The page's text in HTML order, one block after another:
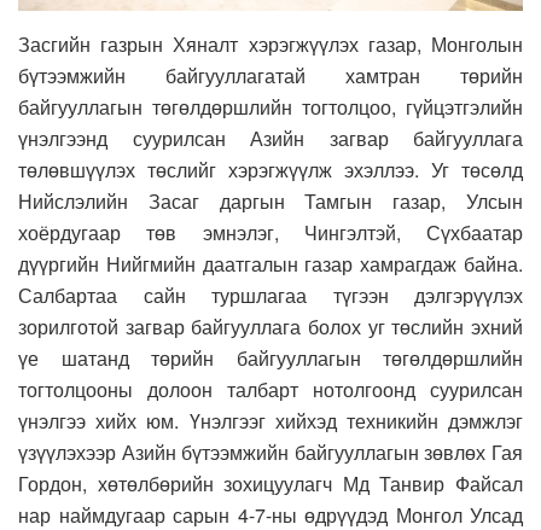
Засгийн газрын Хяналт хэрэгжүүлэх газар, Монголын
бүтээмжийн байгууллагатай хамтран төрийн
байгууллагын төгөлдөршлийн тогтолцоо, гүйцэтгэлийн
үнэлгээнд суурилсан Азийн загвар байгууллага
төлөвшүүлэх төслийг хэрэгжүүлж эхэллээ. Уг төсөлд
Нийслэлийн Засаг даргын Тамгын газар, Улсын
хоёрдугаар төв эмнэлэг, Чингэлтэй, Сүхбаатар
дүүргийн Нийгмийн даатгалын газар хамрагдаж байна.
Салбартаа сайн туршлагаа түгээн дэлгэрүүлэх
зорилготой загвар байгууллага болох уг төслийн эхний
үе шатанд төрийн байгууллагын төгөлдөршлийн
тогтолцооны долоон талбарт нотолгоонд суурилсан
үнэлгээ хийх юм. Үнэлгээг хийхэд техникийн дэмжлэг
үзүүлэхээр Азийн бүтээмжийн байгууллагын зөвлөх Гая
Гордон, хөтөлбөрийн зохицуулагч Мд Танвир Файсал
нар наймдугаар сарын 4-7-ны өдрүүдэд Монгол Улсад